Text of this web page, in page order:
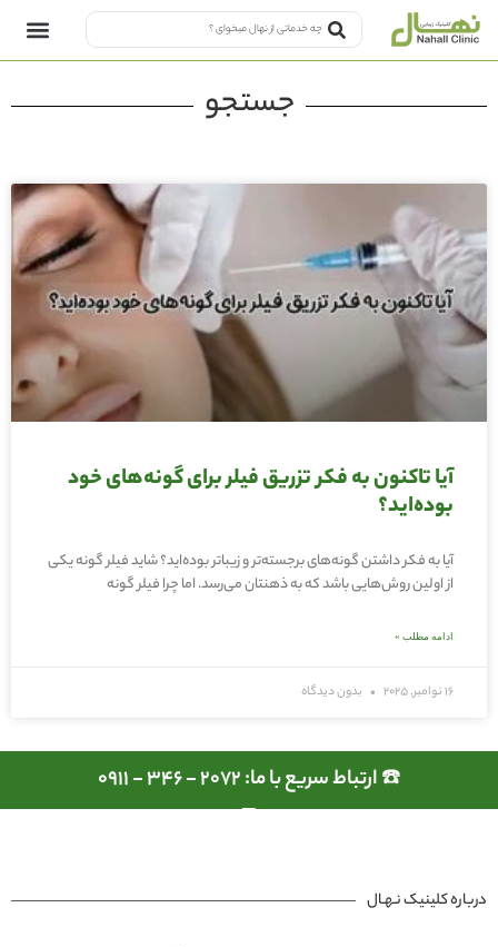
جستجو
آیا تاکنون به فکر تزریق فیلر برای گونه‌های خود
بوده‌اید؟
آیا به فکر داشتن گونه‌های برجسته‌تر و زیباتر بوده‌اید؟ شاید فیلر گونه یکی
از اولین روش‌هایی باشد که به ذهنتان می‌رسد. اما چرا فیلر گونه
ادامه مطلب »
16 نوامبر, 2025 بدون دیدگاه
☎️ ارتباط سریع با ما: 2072 - 346 - 0911
درباره کلینیک نـهـال